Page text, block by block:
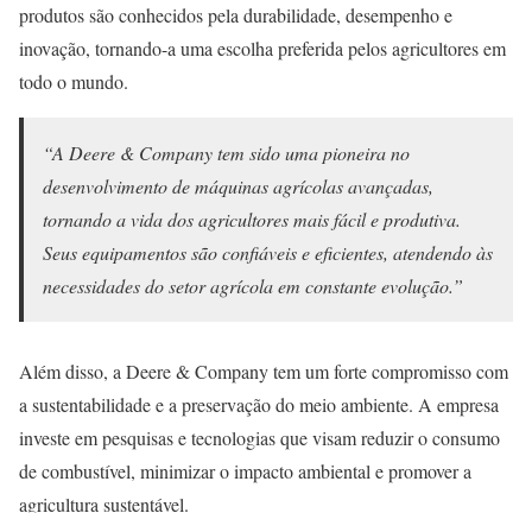
produtos são conhecidos pela durabilidade, desempenho e
inovação, tornando-a uma escolha preferida pelos agricultores em
todo o mundo.
“A Deere & Company tem sido uma pioneira no
desenvolvimento de máquinas agrícolas avançadas,
tornando a vida dos agricultores mais fácil e produtiva.
Seus equipamentos são confiáveis e eficientes, atendendo às
necessidades do setor agrícola em constante evolução.”
Além disso, a Deere & Company tem um forte compromisso com
a sustentabilidade e a preservação do meio ambiente. A empresa
investe em pesquisas e tecnologias que visam reduzir o consumo
de combustível, minimizar o impacto ambiental e promover a
agricultura sustentável.